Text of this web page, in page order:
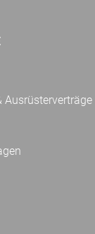
Ausrüsterverträge